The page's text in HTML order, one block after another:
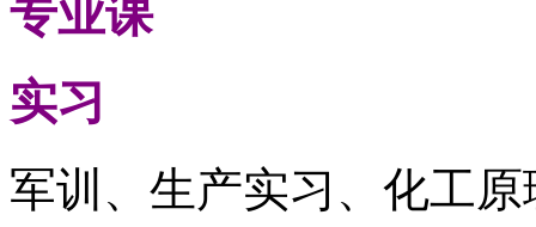
专业课
实习
军训、生产实习、化工